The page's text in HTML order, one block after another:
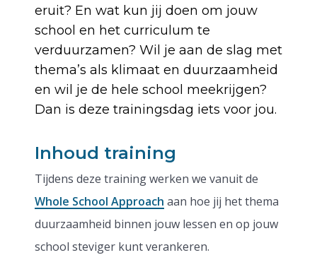
eruit? En wat kun jij doen om jouw
school en het curriculum te
verduurzamen? Wil je aan de slag met
thema’s als klimaat en duurzaamheid
en wil je de hele school meekrijgen?
Dan is deze trainingsdag iets voor jou.
Inhoud training
Tijdens deze training werken we vanuit de
Whole School Approach aan hoe jij het thema
duurzaamheid binnen jouw lessen en op jouw
school steviger kunt verankeren.